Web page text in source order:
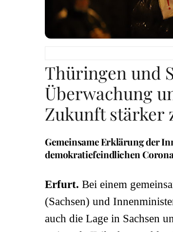
Thüringen und
Überwachung
Zukunft stärker
Gemeinsame Erklärung der
demokratiefeindlichen
Erfurt. Bei einem
(Sachsen) und
auch die Lage in Sachsen